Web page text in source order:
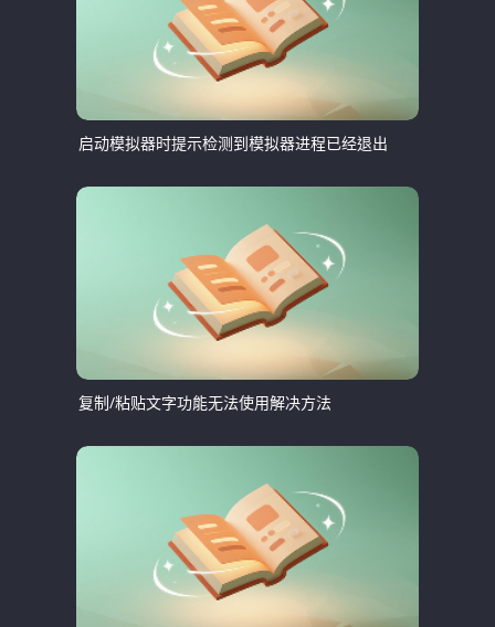
启动模拟器时提示检测到模拟器进程已经退出
复制/粘贴文字功能无法使用解决方法